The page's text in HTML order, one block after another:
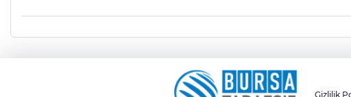
Gizlilik